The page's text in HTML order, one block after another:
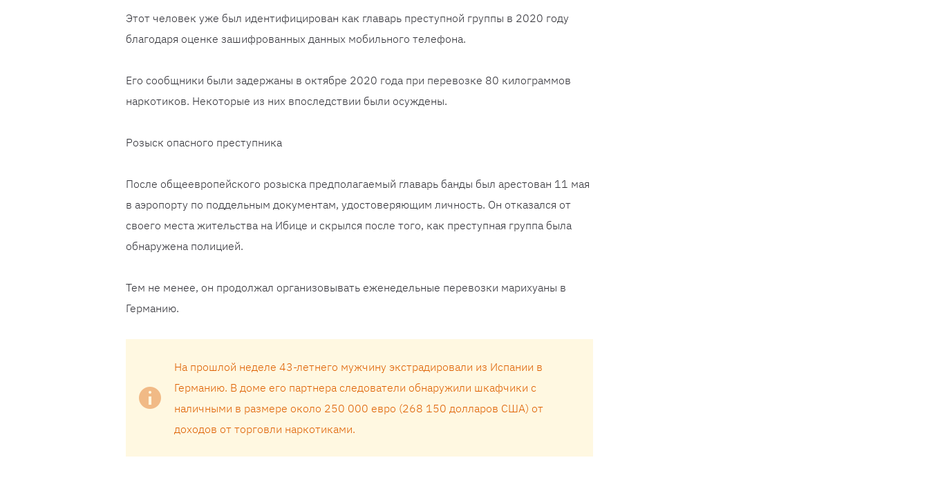
Этот человек уже был идентифицирован как главарь преступной группы в 2020 году
благодаря оценке зашифрованных данных мобильного телефона.
Его сообщники были задержаны в октябре 2020 года при перевозке 80 килограммов
наркотиков. Некоторые из них впоследствии были осуждены.
Розыск опасного преступника
После общеевропейского розыска предполагаемый главарь банды был арестован 11 мая
в аэропорту по поддельным документам, удостоверяющим личность. Он отказался от
своего места жительства на Ибице и скрылся после того, как преступная группа была
обнаружена полицией.
Тем не менее, он продолжал организовывать еженедельные перевозки марихуаны в
Германию.
На прошлой неделе 43-летнего мужчину экстрадировали из Испании в
Германию. В доме его партнера следователи обнаружили шкафчики с
наличными в размере около 250 000 евро (268 150 долларов США) от
доходов от торговли наркотиками.